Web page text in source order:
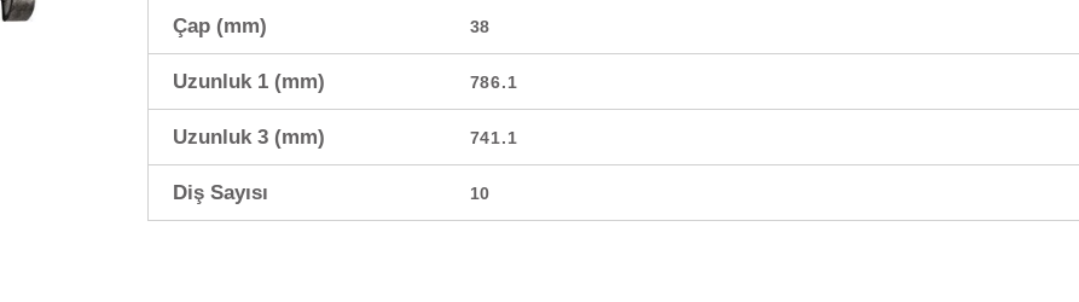
Çap (mm) 38
Uzunluk 1 (mm) 786.1
Uzunluk 3 (mm) 741.1
Diş Sayısı 10